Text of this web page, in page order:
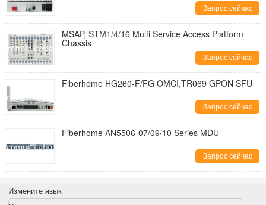
Запрос сейчас
MSAP, STM1/4/16 Multi Service Access Platform
Chassis
Запрос сейчас
Fiberhome HG260-F/FG OMCI,TR069 GPON SFU
Запрос сейчас
Fiberhome AN5506-07/09/10 Series MDU
Запрос сейчас
Измените язык